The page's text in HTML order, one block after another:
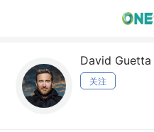
David Guetta
关注